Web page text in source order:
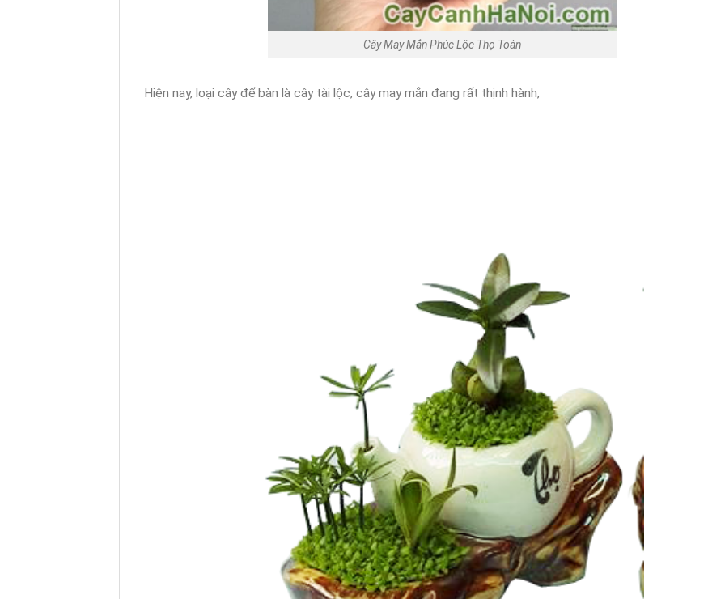
Cây May Mắn Phúc Lộc Thọ Toàn
Hiện nay, loại cây để bàn là cây tài lộc, cây may mắn đang rất thịnh hành,